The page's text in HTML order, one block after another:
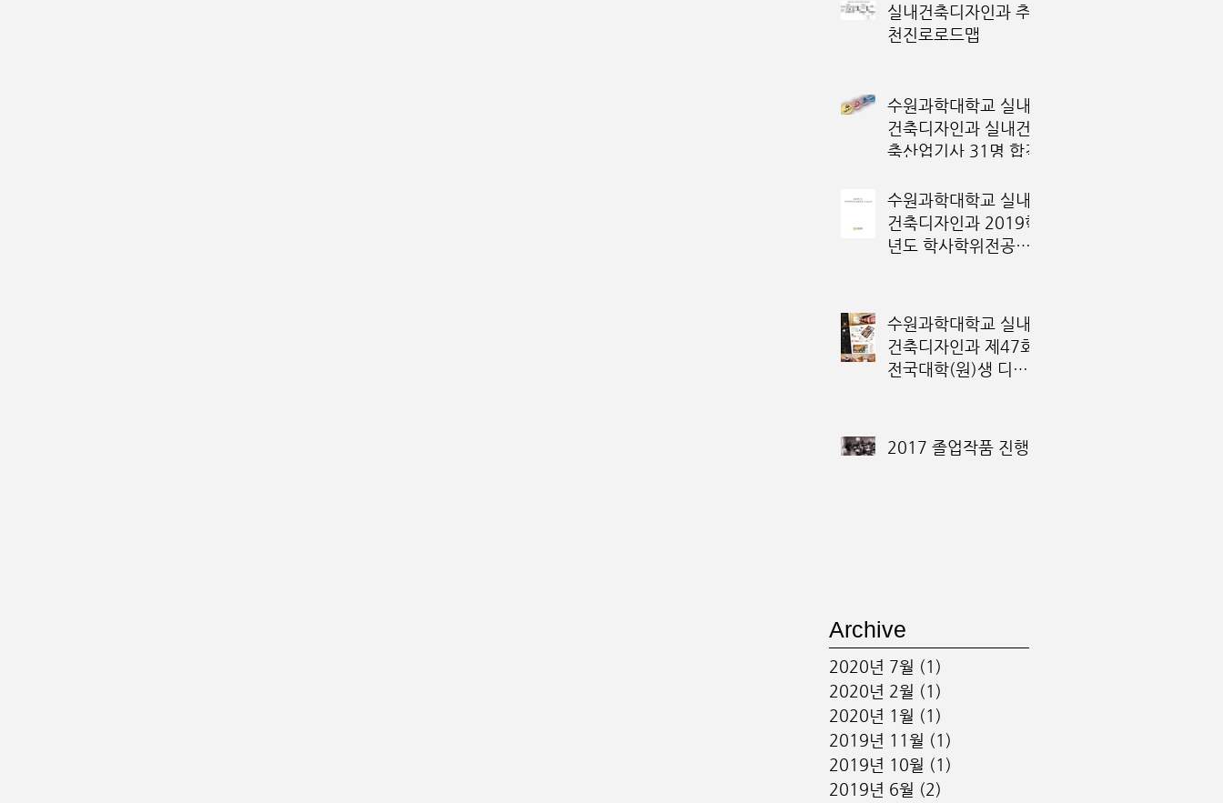
실내건축디자인과 추
천진로로드맵
수원과학대학교 실내
건축디자인과 실내건
축산업기사 31명 합격
수원과학대학교 실내
건축디자인과 2019학
년도 학사학위전공심
수원과학대학교 실내
건축디자인과 제47회
전국대학(원)생 디자
2017 졸업작품 진행
Archive
2020년 7월 (1)
2020년 2월 (1)
2020년 1월 (1)
2019년 11월 (1)
2019년 10월 (1)
2019년 6월 (2)